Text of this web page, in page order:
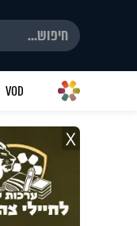
VOD
X